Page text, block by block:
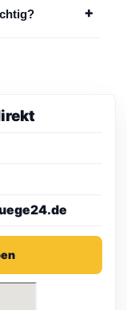
+